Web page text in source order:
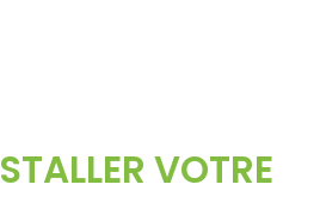
VOTRE